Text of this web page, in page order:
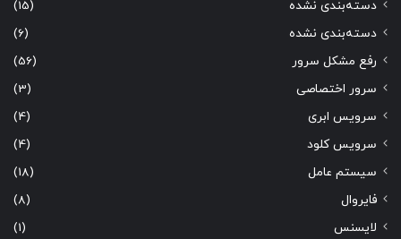
دسته‌بندی نشده
(15)
دسته‌بندی نشده
(6)
رفع مشکل سرور
(56)
سرور اختصاصی
(3)
سرویس ابری
(4)
سرویس کلود
(4)
سیستم عامل
(18)
فایروال
(8)
لایسنس
(1)